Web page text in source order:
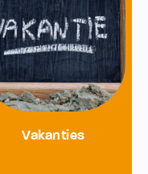
Vakanties